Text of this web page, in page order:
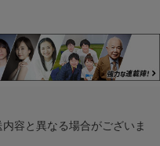
容と異なる場合がございま